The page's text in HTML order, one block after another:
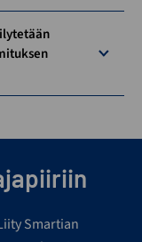
Smartian